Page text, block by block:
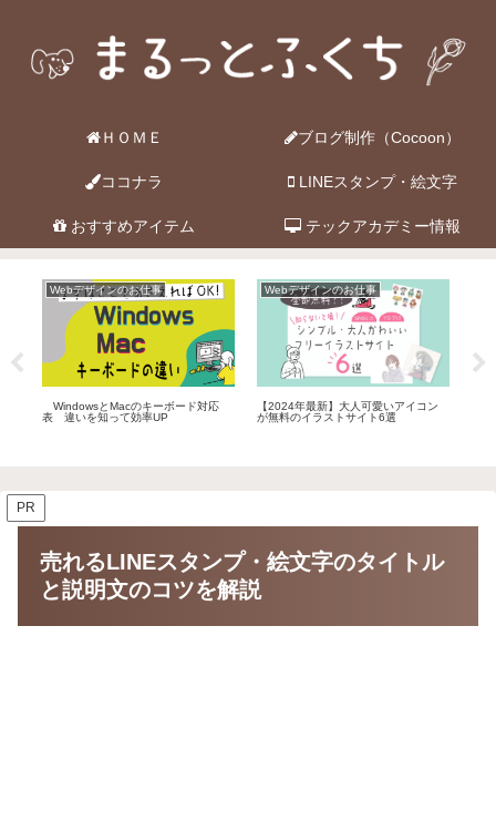
ＨＯＭＥ ブログ制作（Cocoon）
ココナラ LINEスタンプ・絵文字
おすすめアイテム テックアカデミー情報
Webデザインのお仕事
WindowsとMacのキーボード対応
表 違いを知って効率UP
Webデザインのお仕事
【2024年最新】大人可愛いアイコン
が無料のイラストサイト6選
PR
売れるLINEスタンプ・絵文字のタイトル
と説明文のコツを解説